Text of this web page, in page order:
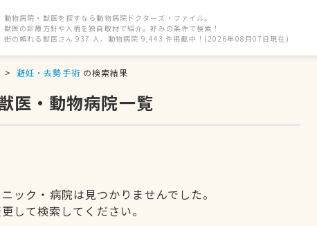
動物病院・獣医を探すなら動物病院ドクターズ・ファイル。
獣医の診療方針や人柄を独自取材で紹介。好みの条件で検索！
街の頼れる獣医さん 937 人、動物病院 9,443 件掲載中！(2026年08月07日現在)
避妊・去勢手術 の検索結果
医・動物病院一覧
ック・病院は見つかりませんでした。
して検索してください。